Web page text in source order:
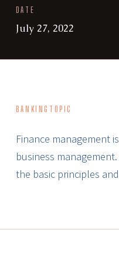
DATE
July 27, 2022
BANKING TOPIC
Finance management
business
the basic principles